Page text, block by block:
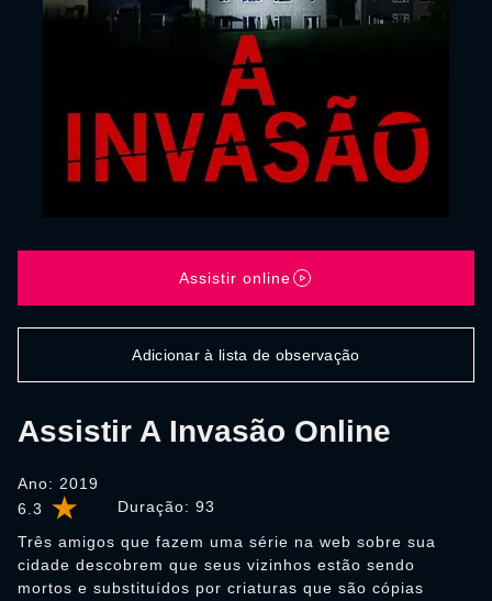
6.3 Duração: 93
Assistir A Invasão Online
Ano: 2019
Três amigos que fazem uma série na web sobre sua
cidade descobrem que seus vizinhos estão sendo
mortos e substituídos por criaturas que são cópias
Assistir online
Adicionar à lista de observação